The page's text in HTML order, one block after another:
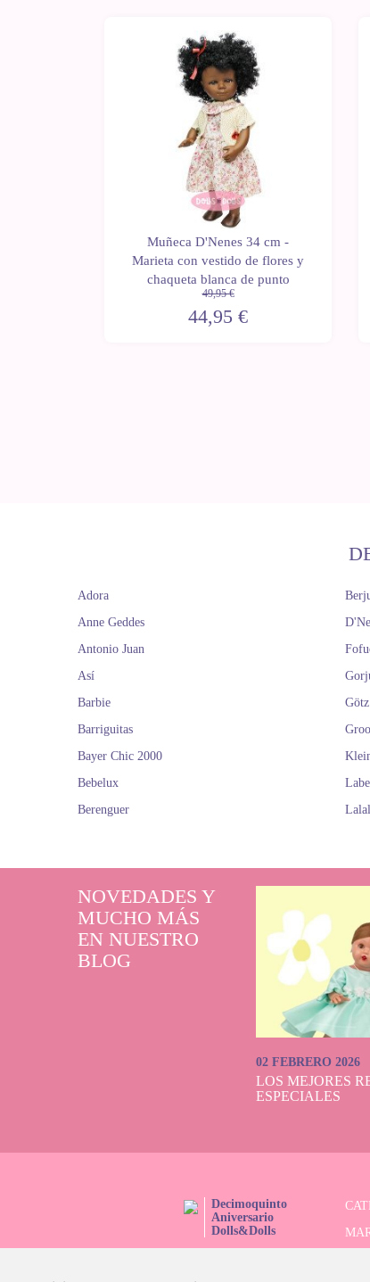
Muñeca D'Nenes 34 cm -
Marieta con vestido de flores y
chaqueta blanca de punto
49,95 €
44,95 €
Adora
Anne Geddes
Antonio Juan
Así
Barbie
Barriguitas
Bayer Chic 2000
Bebelux
Berenguer
Götz
NOVEDADES Y
MUCHO MÁS
EN NUESTRO
BLOG
02 FEBRERO 2026
LOS MEJORES
ESPECIALES
Decimoquinto
Aniversario
Dolls&Dolls